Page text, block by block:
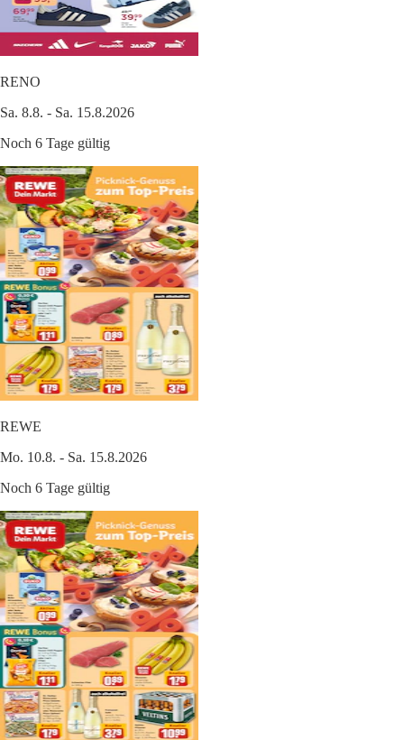
RENO
Sa. 8.8. - Sa. 15.8.2026
Noch 6 Tage gültig
REWE
Mo. 10.8. - Sa. 15.8.2026
Noch 6 Tage gültig